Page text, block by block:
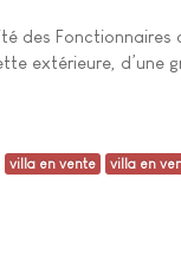
des
extérieure, d’une
villa en vente villa en